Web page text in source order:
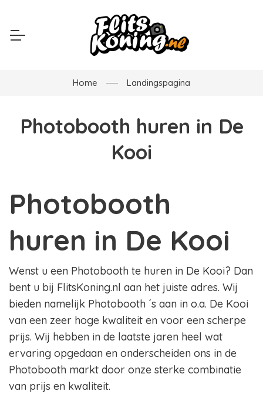
Home Landingspagina
Photobooth huren in De
Kooi
Photobooth
huren in De Kooi
Wenst u een Photobooth te huren in De Kooi? Dan
bent u bij FlitsKoning.nl aan het juiste adres. Wij
bieden namelijk Photobooth ´s aan in o.a. De Kooi
van een zeer hoge kwaliteit en voor een scherpe
prijs. Wij hebben in de laatste jaren heel wat
ervaring opgedaan en onderscheiden ons in de
Photobooth markt door onze sterke combinatie
van prijs en kwaliteit.